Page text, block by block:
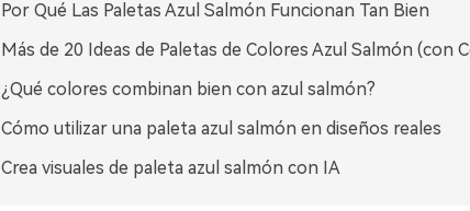
Por Qué Las Paletas Azul Salmón Funcionan Tan Bien
Más de 20 Ideas de Paletas de Colores Azul Salmón (con
¿Qué colores combinan bien con azul salmón?
Cómo utilizar una paleta azul salmón en diseños reales
Crea visuales de paleta azul salmón con IA